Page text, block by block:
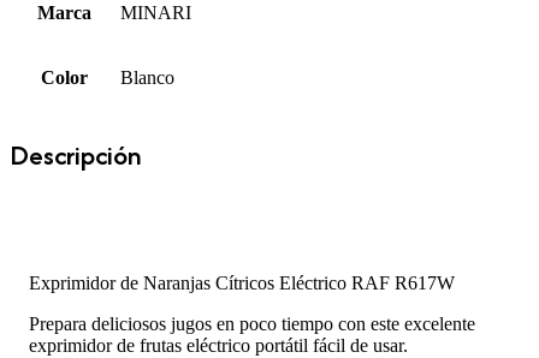
Marca MINARI
Color Blanco
Descripción
Exprimidor de Naranjas Cítricos Eléctrico RAF R617W
Prepara deliciosos jugos en poco tiempo con este excelente
exprimidor de frutas eléctrico portátil fácil de usar.